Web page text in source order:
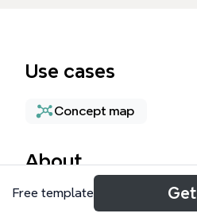
Use cases
Concept map
About
Die JOPE Tools Mind Map
Free template